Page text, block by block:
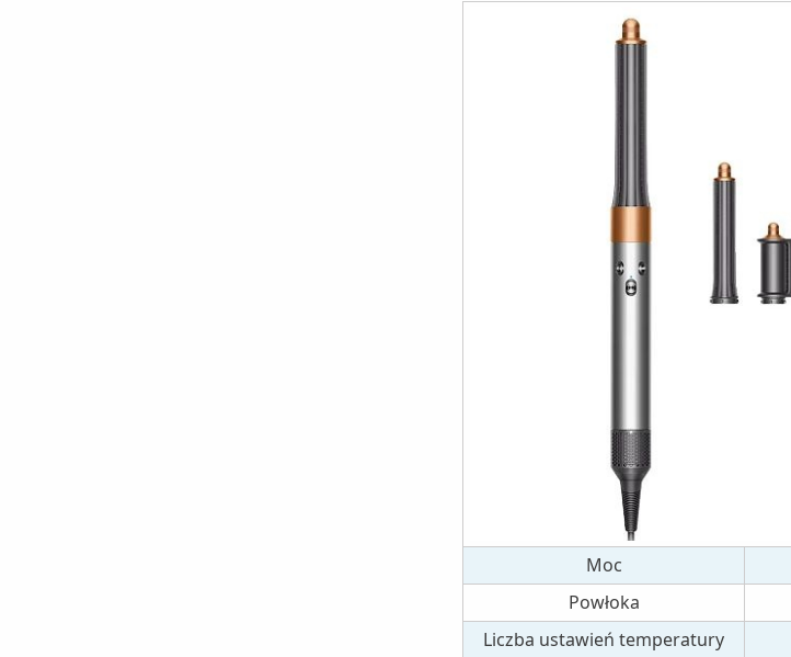
Moc
Powłoka
Liczba ustawień temperatury